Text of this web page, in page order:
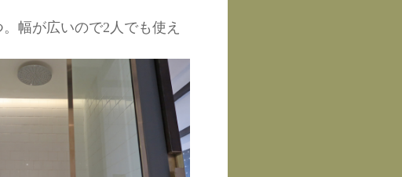
幅が広いので2人でも使え